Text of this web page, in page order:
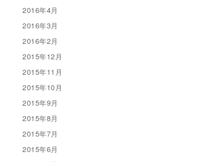
2016年4月
2016年3月
2016年2月
2015年12月
2015年11月
2015年10月
2015年9月
2015年8月
2015年7月
2015年6月